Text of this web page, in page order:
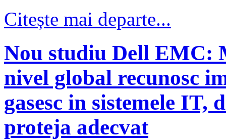
Citește mai departe...
Nou studiu Dell EMC:
nivel global recunosc
gasesc in sistemele
proteja adecvat